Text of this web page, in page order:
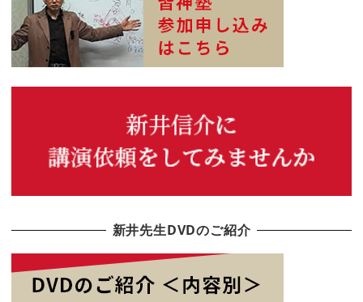
新井先生DVDのご紹介